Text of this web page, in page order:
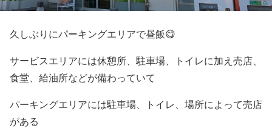
久しぶりにパーキングエリアで昼飯😋
サービスエリアには休憩所、駐車場、トイレに加え売店、
食堂、給油所などが備わっていて
パーキングエリアには駐車場、トイレ、場所によって売店
がある